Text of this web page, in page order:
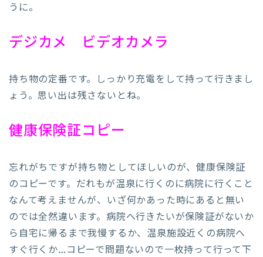
うに。
デジカメ ビデオカメラ
持ち物の定番です。しっかり充電をして持って行きまし
ょう。思い出は残さないとね。
健康保険証コピー
忘れがちですが持ち物としてほしいのが、健康保険証
のコピーです。だれもが温泉に行くのに病院に行くこと
なんて考えませんが、いざ何かあった時にあると無い
のでは全然違います。病院へ行きたいが保険証がないか
ら自宅に帰るまで我慢するか、温泉施設近くの病院へ
すぐ行くか…コピーで問題ないので一枚持って行って下